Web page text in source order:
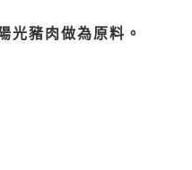
光豬肉做為原料。